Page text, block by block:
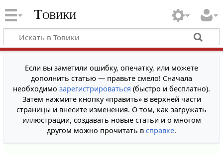
Товики
Если вы заметили ошибку, опечатку, или можете
дополнить статью — правьте смело! Сначала
необходимо зарегистрироваться (быстро и бесплатно).
Затем нажмите кнопку «править» в верхней части
страницы и внесите изменения. О том, как загружать
иллюстрации, создавать новые статьи и о многом
другом можно прочитать в справке.